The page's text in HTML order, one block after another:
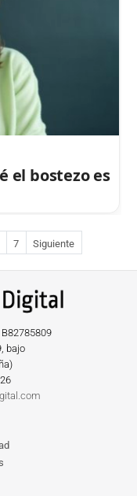
el bostezo es
7 Siguiente
B82785809
bajo